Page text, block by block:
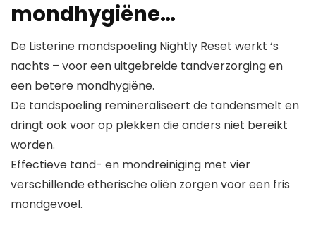
mondhygiëne…
De Listerine mondspoeling Nightly Reset werkt ‘s
nachts – voor een uitgebreide tandverzorging en
een betere mondhygiëne.
De tandspoeling remineraliseert de tandensmelt en
dringt ook voor op plekken die anders niet bereikt
worden.
Effectieve tand- en mondreiniging met vier
verschillende etherische oliën zorgen voor een fris
mondgevoel.